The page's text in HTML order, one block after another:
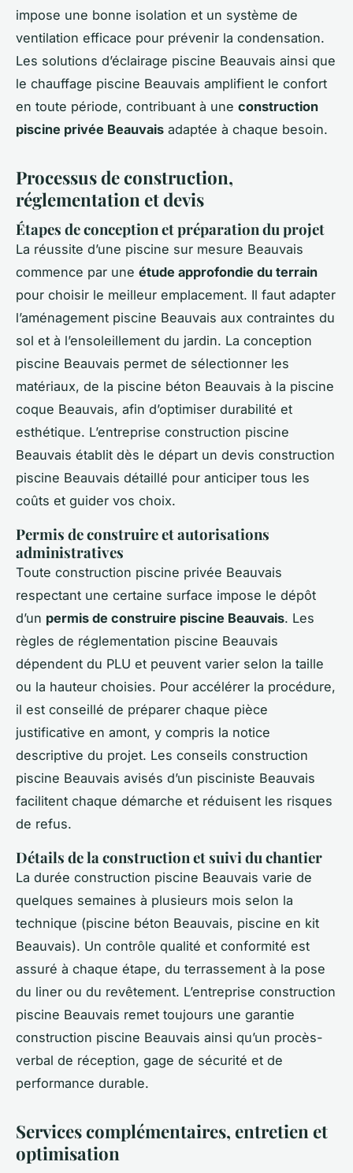
impose une bonne isolation et un système de
ventilation efficace pour prévenir la condensation.
Les solutions d’éclairage piscine Beauvais ainsi que
le chauffage piscine Beauvais amplifient le confort
en toute période, contribuant à une construction
piscine privée Beauvais adaptée à chaque besoin.
Processus de construction,
réglementation et devis
Étapes de conception et préparation du projet
La réussite d’une piscine sur mesure Beauvais
commence par une étude approfondie du terrain
pour choisir le meilleur emplacement. Il faut adapter
l’aménagement piscine Beauvais aux contraintes du
sol et à l’ensoleillement du jardin. La conception
piscine Beauvais permet de sélectionner les
matériaux, de la piscine béton Beauvais à la piscine
coque Beauvais, afin d’optimiser durabilité et
esthétique. L’entreprise construction piscine
Beauvais établit dès le départ un devis construction
piscine Beauvais détaillé pour anticiper tous les
coûts et guider vos choix.
Permis de construire et autorisations
administratives
Toute construction piscine privée Beauvais
respectant une certaine surface impose le dépôt
d’un permis de construire piscine Beauvais. Les
règles de réglementation piscine Beauvais
dépendent du PLU et peuvent varier selon la taille
ou la hauteur choisies. Pour accélérer la procédure,
il est conseillé de préparer chaque pièce
justificative en amont, y compris la notice
descriptive du projet. Les conseils construction
piscine Beauvais avisés d’un pisciniste Beauvais
facilitent chaque démarche et réduisent les risques
de refus.
Détails de la construction et suivi du chantier
La durée construction piscine Beauvais varie de
quelques semaines à plusieurs mois selon la
technique (piscine béton Beauvais, piscine en kit
Beauvais). Un contrôle qualité et conformité est
assuré à chaque étape, du terrassement à la pose
du liner ou du revêtement. L’entreprise construction
piscine Beauvais remet toujours une garantie
construction piscine Beauvais ainsi qu’un procès-
verbal de réception, gage de sécurité et de
performance durable.
Services complémentaires, entretien et
optimisation